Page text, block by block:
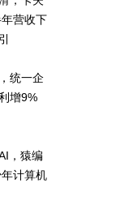
营收下
统一企
增9%
，猿编
计算机